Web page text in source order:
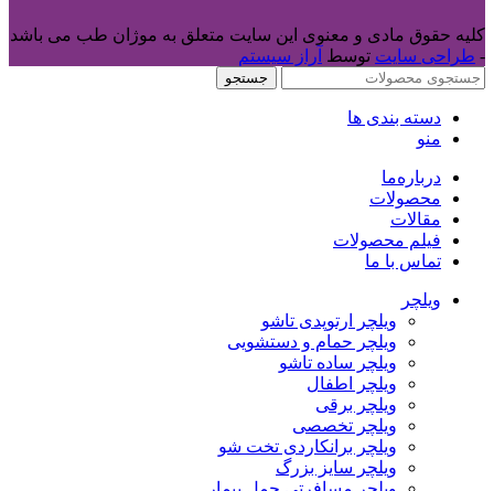
کلیه حقوق مادی و معنوی این سایت متعلق به موژان طب می باشد
- طراحی سایت توسط آراز سیستم
جستجو
دسته بندی ها
منو
درباره‌ما
محصولات
مقالات
فیلم محصولات
تماس با ما
ویلچر
ویلچر ارتوپدی تاشو
ویلچر حمام و دستشویی
ویلچر ساده تاشو
ویلچر اطفال
ویلچر برقی
ویلچر تخصصی
ویلچر برانکاردی تخت شو
ویلچر سایز بزرگ